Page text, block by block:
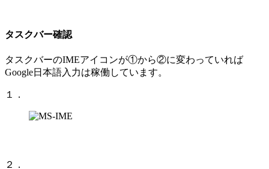
タスクバー確認
タスクバーのIMEアイコンが①から②に変わっていれば
Google日本語入力は稼働しています。
１．
２．